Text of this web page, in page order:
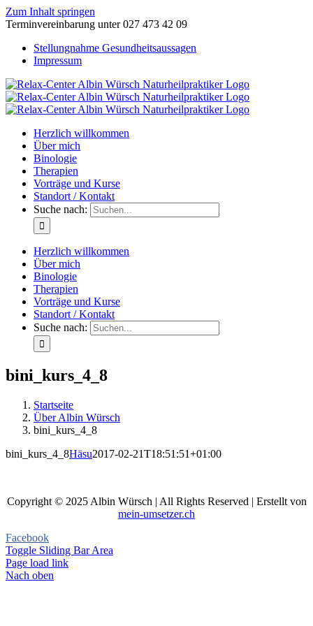
Zum Inhalt springen
Terminvereinbarung unter 027 473 42 09
Stellungnahme Gesundheitsaussagen
Impressum
Herzlich willkommen
Über mich
Binologie
Therapien
Vorträge und Kurse
Standort / Kontakt
Suche nach:
Herzlich willkommen
Über mich
Binologie
Therapien
Vorträge und Kurse
Standort / Kontakt
Suche nach:
bini_kurs_4_8
Startseite
Über Albin Würsch
bini_kurs_4_8
bini_kurs_4_8Häsu2017-02-21T18:51:51+01:00
Copyright © 2025 Albin Würsch | All Rights Reserved | Erstellt von
mein-umsetzer.ch
Facebook
Toggle Sliding Bar Area
Page load link
Nach oben